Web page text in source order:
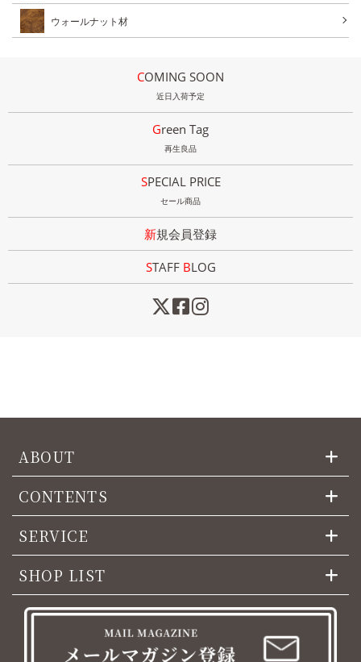
ウォールナット材
COMING SOON
近日入荷予定
Green Tag
再生良品
SPECIAL PRICE
セール商品
新規会員登録
STAFF BLOG
ABOUT
CONTENTS
SERVICE
SHOP LIST